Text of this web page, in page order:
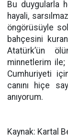
Bu duygularla
hayali,
öngörüsüyle
bahçesini
Atatürk’ün
minnetlerim ile;
Cumhuriyeti
canını hiçe
anıyorum.
Kaynak: Kartal